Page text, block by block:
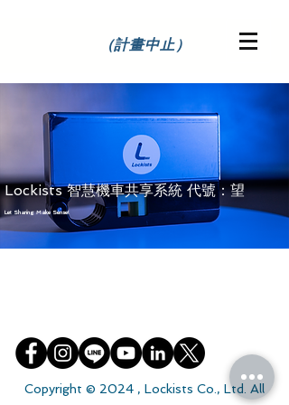
（計畫中止）
Lockists​ 智慧機車共享系統 代號：望
Let Sharing Make Sense!
Copyright © 2024 , Lockists Co., Ltd. All